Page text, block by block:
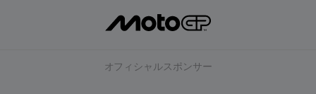
オフィシャルスポンサー